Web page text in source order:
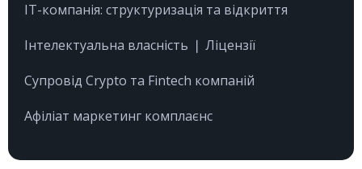
IT-компанія: структуризація та відкриття
Інтелектуальна власність ❘ Ліцензії
Супровід Crypto та Fintech компаній
Афіліат маркетинг комплаєнс